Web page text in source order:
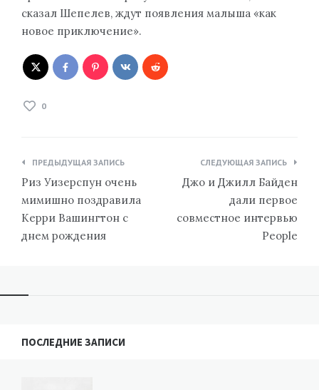
сказал Шепелев, ждут появления малыша «как
новое приключение».
0
Навигация
по
записям
ПРЕДЫДУЩАЯ ЗАПИСЬ
Риз Уизерспун очень
мимишно поздравила
Керри Вашингтон с
днем ​​рождения
СЛЕДУЮЩАЯ ЗАПИСЬ
Джо и Джилл Байден
дали первое
совместное интервью
People
ПОСЛЕДНИЕ ЗАПИСИ